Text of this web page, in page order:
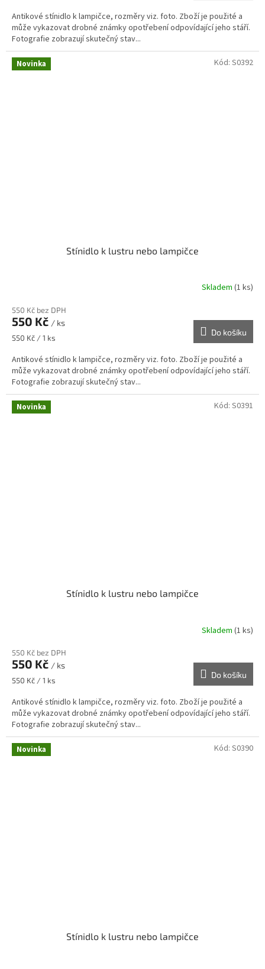
Antikové stínidlo k lampičce, rozměry viz. foto. Zboží je použité a
může vykazovat drobné známky opotřebení odpovídající jeho stáří.
Fotografie zobrazují skutečný stav...
Novinka
Stínidlo k lustru nebo lampičce
Skladem (1 ks)
550 Kč bez DPH
550 Kč / ks
Měrná
550 Kč / 1 ks
Do košíku
Antikové stínidlo k lampičce, rozměry viz. foto. Zboží je použité a
může vykazovat drobné známky opotřebení odpovídající jeho stáří.
Fotografie zobrazují skutečný stav...
Kód: S0392
Novinka
Stínidlo k lustru nebo lampičce
Skladem (1 ks)
550 Kč bez DPH
550 Kč / ks
Měrná
550 Kč / 1 ks
Do košíku
Antikové stínidlo k lampičce, rozměry viz. foto. Zboží je použité a
může vykazovat drobné známky opotřebení odpovídající jeho stáří.
Fotografie zobrazují skutečný stav...
Kód: S0391
Novinka
Stínidlo k lustru nebo lampičce
Kód: S0390